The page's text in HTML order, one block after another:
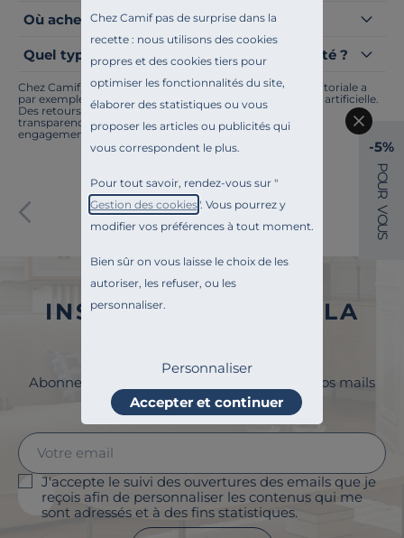
Chez Camif pas de surprise dans la
recette : nous utilisons des cookies
propres et des cookies tiers pour
optimiser les fonctionnalités du site,
élaborer des statistiques ou vous
proposer les articles ou publicités qui
vous correspondent le plus.
Pour tout savoir, rendez-vous sur "
Gestion des cookies". Vous pourrez y
modifier vos préférences à tout moment.
Bien sûr on vous laisse le choix de les
autoriser, les refuser, ou les
personnaliser.
Personnaliser
Accepter et continuer
Où acheter des oreillers ?
Quel type d'oreiller quand on dort sur le côté ?
Chez Camif, on innove en permanence. Notre équipe éditoriale a
par exemple généré cette page à l'aide d'une intelligence artificielle.
Des retours ? Nous sommes à l'écoute. Tout comme la
transparence, l'amélioration continue fait partie de nos
engagements.
Paiement sécurisé
INSCRIVEZ-VOUS À LA
Abonnez-vous à la newsletter et surveillez vos mails
pour profiter de 5% de remise !
J'accepte le suivi des ouvertures des emails que je
reçois afin de personnaliser les contenus qui me
sont adressés et à des fins statistiques.
-5%
P
O
U
R
V
O
U
S